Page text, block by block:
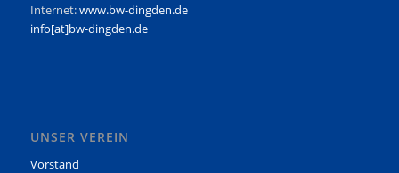
Internet:www.bw-dingden.de
info[at]bw-dingden.de
UNSER VEREIN
Vorstand